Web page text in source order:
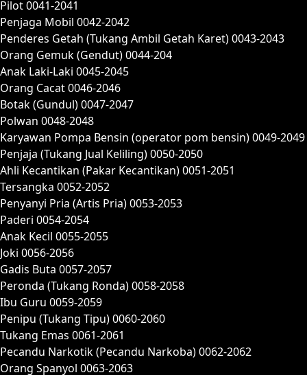
Pilot 0041-2041
Penjaga Mobil 0042-2042
Penderes Getah (Tukang Ambil Getah Karet) 0043-2043
Orang Gemuk (Gendut) 0044-204
Anak Laki-Laki 0045-2045
Orang Cacat 0046-2046
Botak (Gundul) 0047-2047
Polwan 0048-2048
Karyawan Pompa Bensin (operator pom bensin) 0049-2049
Penjaja (Tukang Jual Keliling) 0050-2050
Ahli Kecantikan (Pakar Kecantikan) 0051-2051
Tersangka 0052-2052
Penyanyi Pria (Artis Pria) 0053-2053
Paderi 0054-2054
Anak Kecil 0055-2055
Joki 0056-2056
Gadis Buta 0057-2057
Peronda (Tukang Ronda) 0058-2058
Ibu Guru 0059-2059
Penipu (Tukang Tipu) 0060-2060
Tukang Emas 0061-2061
Pecandu Narkotik (Pecandu Narkoba) 0062-2062
Orang Spanyol 0063-2063